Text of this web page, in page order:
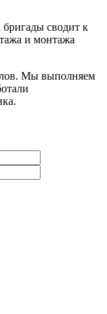
сводит к
и монтажа
Мы выполняем